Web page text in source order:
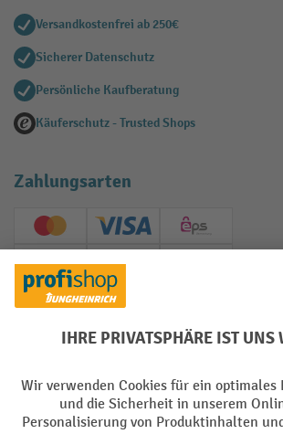
Versandkostenfrei ab 250€
Sicherer Datenschutz
Persönliche Kaufberatung
Käuferschutz - Trusted Shops
Zahlungsarten
Creditcard (Master)Creditcard (Visa)
EPS
PayPal
Soziale Netzwerke